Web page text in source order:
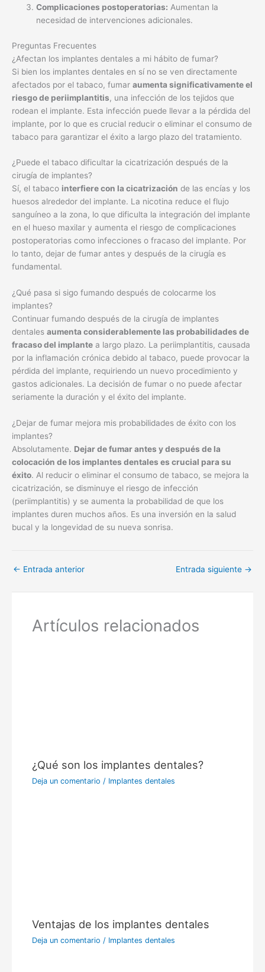
Complicaciones postoperatorias: Aumentan la
necesidad de intervenciones adicionales.
Preguntas Frecuentes
¿Afectan los implantes dentales a mi hábito de fumar?
Si bien los implantes dentales en sí no se ven directamente
afectados por el tabaco, fumar aumenta significativamente el
riesgo de periimplantitis, una infección de los tejidos que
rodean el implante. Esta infección puede llevar a la pérdida del
implante, por lo que es crucial reducir o eliminar el consumo de
tabaco para garantizar el éxito a largo plazo del tratamiento.
¿Puede el tabaco dificultar la cicatrización después de la
cirugía de implantes?
Sí, el tabaco interfiere con la cicatrización de las encías y los
huesos alrededor del implante. La nicotina reduce el flujo
sanguíneo a la zona, lo que dificulta la integración del implante
en el hueso maxilar y aumenta el riesgo de complicaciones
postoperatorias como infecciones o fracaso del implante. Por
lo tanto, dejar de fumar antes y después de la cirugía es
fundamental.
¿Qué pasa si sigo fumando después de colocarme los
implantes?
Continuar fumando después de la cirugía de implantes
dentales aumenta considerablemente las probabilidades de
fracaso del implante a largo plazo. La periimplantitis, causada
por la inflamación crónica debido al tabaco, puede provocar la
pérdida del implante, requiriendo un nuevo procedimiento y
gastos adicionales. La decisión de fumar o no puede afectar
seriamente la duración y el éxito del implante.
¿Dejar de fumar mejora mis probabilidades de éxito con los
implantes?
Absolutamente. Dejar de fumar antes y después de la
colocación de los implantes dentales es crucial para su
éxito. Al reducir o eliminar el consumo de tabaco, se mejora la
cicatrización, se disminuye el riesgo de infección
(periimplantitis) y se aumenta la probabilidad de que los
implantes duren muchos años. Es una inversión en la salud
bucal y la longevidad de su nueva sonrisa.
← Entrada anterior Entrada siguiente →
Artículos relacionados
¿Qué son los implantes dentales?
Deja un comentario / Implantes dentales
Ventajas de los implantes dentales
Deja un comentario / Implantes dentales